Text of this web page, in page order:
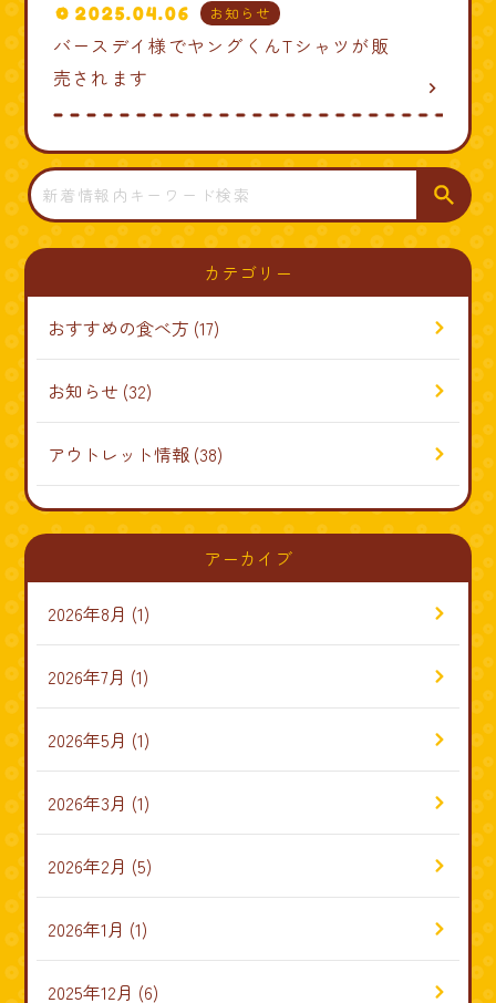
2025.04.06 お知らせ
バースデイ様でヤングくんTシャツが販
売されます
navigate_next
検
索
カテゴリー
おすすめの食べ方 (17)
お知らせ (32)
アウトレット情報 (38)
アーカイブ
2026年8月 (1)
2026年7月 (1)
2026年5月 (1)
2026年3月 (1)
2026年2月 (5)
2026年1月 (1)
2025年12月 (6)